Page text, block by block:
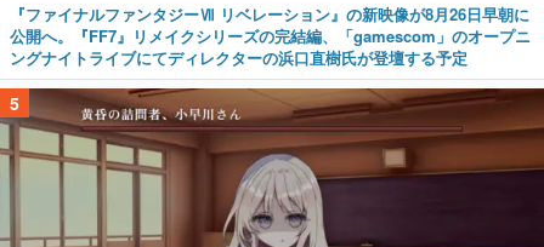
『ファイナルファンタジーⅦ リベレーション』の新映像が8月26日早朝に
公開へ。『FF7』リメイクシリーズの完結編、「gamescom」のオープニ
ングナイトライブにてディレクターの浜口直樹氏が登壇する予定
5